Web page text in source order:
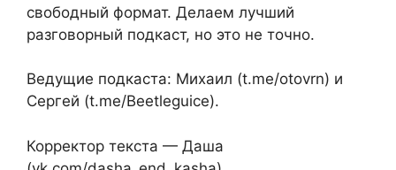
свободный формат. Делаем лучший
разговорный подкаст, но это не точно.
Ведущие подкаста: Михаил (t.me/otovrn) и
Сергей (t.me/Beetleguice).
Корректор текста — Даша